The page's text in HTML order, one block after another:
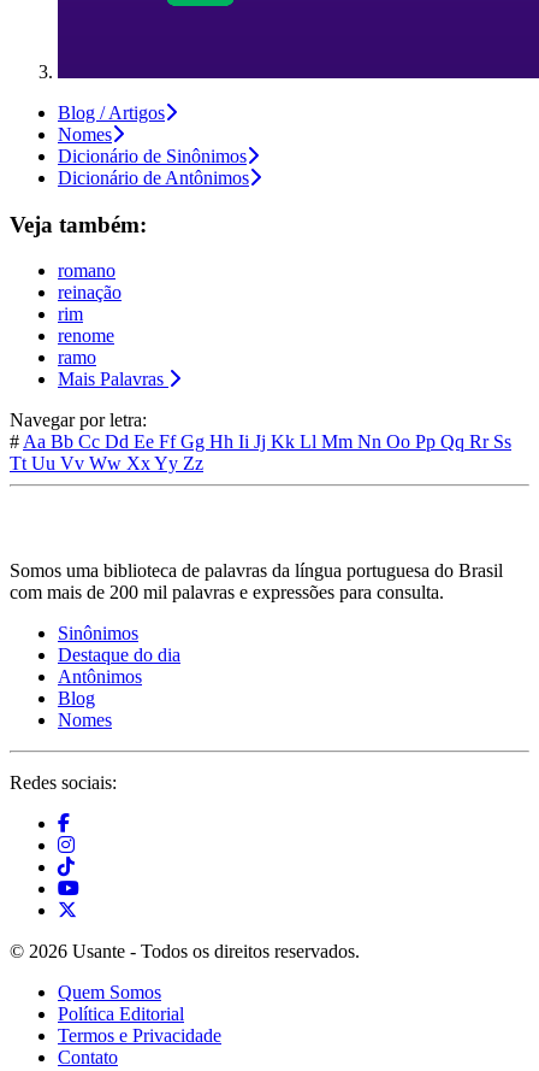
Blog / Artigos
Nomes
Dicionário de Sinônimos
Dicionário de Antônimos
Veja também:
romano
reinação
rim
renome
ramo
Mais Palavras
Navegar por letra:
# Aa Bb Cc Dd Ee FfGg Hh Ii Jj Kk Ll Mm Nn Oo Pp Qq Rr Ss
Tt Uu Vv Ww XxYy Zz
Somos uma biblioteca de palavras da língua portuguesa do Brasil
com mais de 200 mil palavras e expressões para consulta.
Sinônimos
Destaque do dia
Antônimos
Blog
Nomes
Redes sociais:
© 2026 Usante - Todos os direitos reservados.
Quem Somos
Política Editorial
Termos e Privacidade
Contato